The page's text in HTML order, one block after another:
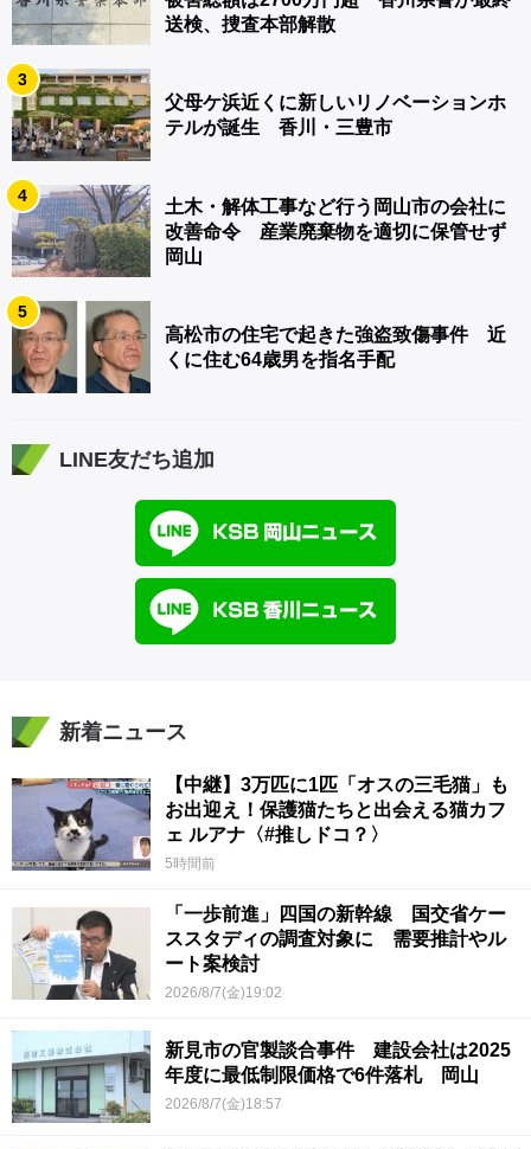
送検、捜査本部解散
3
父母ケ浜近くに新しいリノベーションホ
テルが誕生 香川・三豊市
4
土木・解体工事など行う岡山市の会社に
改善命令 産業廃棄物を適切に保管せず
岡山
5
高松市の住宅で起きた強盗致傷事件 近
くに住む64歳男を指名手配
LINE友だち追加
新着ニュース
【中継】3万匹に1匹「オスの三毛猫」も
お出迎え！保護猫たちと出会える猫カフ
ェ ルアナ〈#推しドコ？〉
5時間前
「一歩前進」四国の新幹線 国交省ケー
ススタディの調査対象に 需要推計やル
ート案検討
2026/8/7(金)19:02
新見市の官製談合事件 建設会社は2025
年度に最低制限価格で6件落札 岡山
2026/8/7(金)18:57